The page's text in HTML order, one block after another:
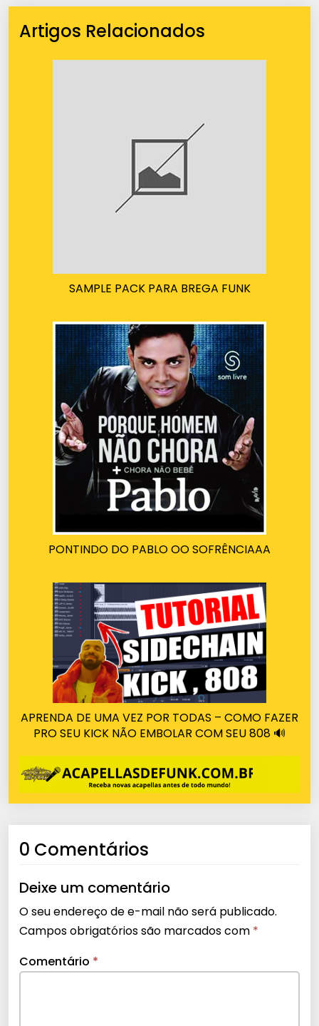
Artigos Relacionados
SAMPLE PACK PARA BREGA FUNK
PONTINDO DO PABLO OO SOFRÊNCIAAA
APRENDA DE UMA VEZ POR TODAS – COMO FAZER
PRO SEU KICK NÃO EMBOLAR COM SEU 808 🔊
0 Comentários
Deixe um comentário
O seu endereço de e-mail não será publicado.
Campos obrigatórios são marcados com *
Comentário *